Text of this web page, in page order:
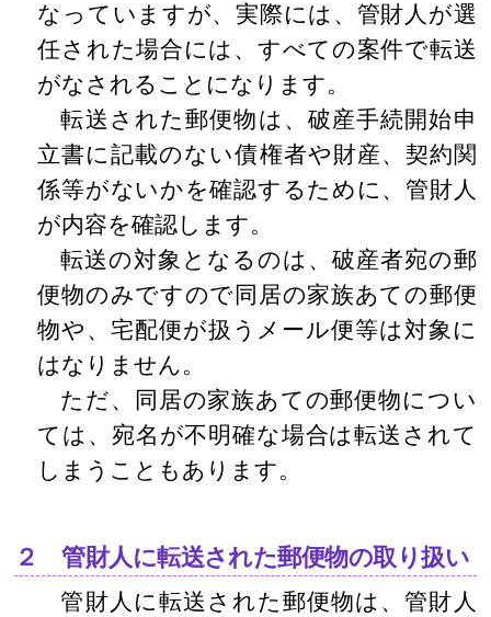
なっていますが、実際には、管財人が選
任された場合には、すべての案件で転送
がなされることになります。
転送された郵便物は、破産手続開始申
立書に記載のない債権者や財産、契約関
係等がないかを確認するために、管財人
が内容を確認します。
転送の対象となるのは、破産者宛の郵
便物のみですので同居の家族あての郵便
物や、宅配便が扱うメール便等は対象に
はなりません。
ただ、同居の家族あての郵便物につい
ては、宛名が不明確な場合は転送されて
しまうこともあります。
２ 管財人に転送された郵便物の取り扱い
管財人に転送された郵便物は、管財人